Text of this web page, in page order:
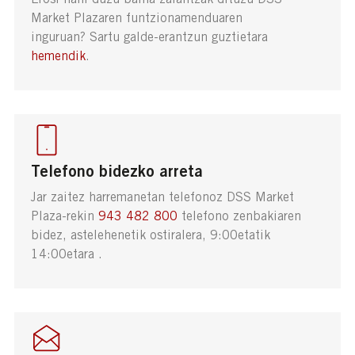
Market Plazaren funtzionamenduaren
inguruan? Sartu galde-erantzun guztietara
hemendik.
Telefono bidezko arreta
Jar zaitez harremanetan telefonoz DSS Market
Plaza-rekin 943 482 800 telefono zenbakiaren
bidez, astelehenetik ostiralera, 9:00etatik
14:00etara .